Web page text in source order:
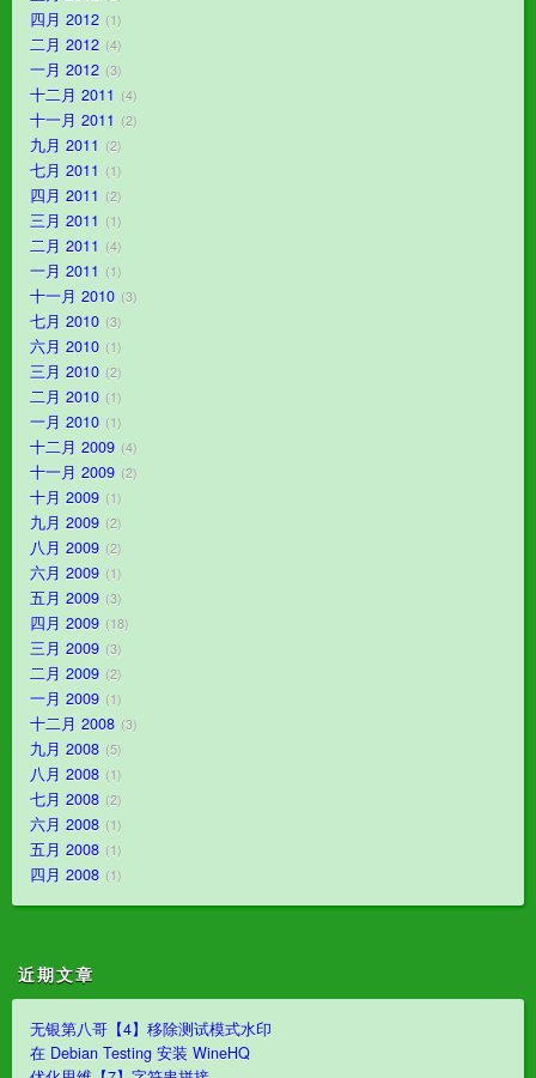
四月 2012 1
二月 2012 4
一月 2012 3
十二月 2011 4
十一月 2011 2
九月 2011 2
七月 2011 1
四月 2011 2
三月 2011 1
二月 2011 4
一月 2011 1
十一月 2010 3
七月 2010 3
六月 2010 1
三月 2010 2
二月 2010 1
一月 2010 1
十二月 2009 4
十一月 2009 2
十月 2009 1
九月 2009 2
八月 2009 2
六月 2009 1
五月 2009 3
四月 2009 18
三月 2009 3
二月 2009 2
一月 2009 1
十二月 2008 3
九月 2008 5
八月 2008 1
七月 2008 2
六月 2008 1
五月 2008 1
四月 2008 1
近期文章
无银第八哥【4】移除测试模式水印
在 Debian Testing 安装 WineHQ